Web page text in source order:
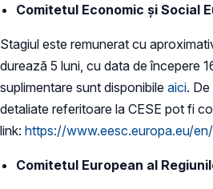
Comitetul Economic și Social
Stagiul este remunerat cu
durează 5 luni, cu data de începere
suplimentare sunt disponibile aici.
detaliate referitoare la CESE pot fi
link: https://www.eesc.europa.eu/
Comitetul European al